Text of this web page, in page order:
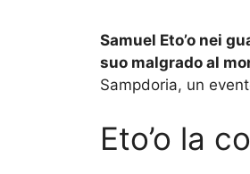
Samuel Eto’o nei
suo malgrado al
Sampdoria, un
Eto’o la